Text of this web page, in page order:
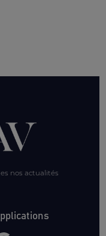
nos actualités